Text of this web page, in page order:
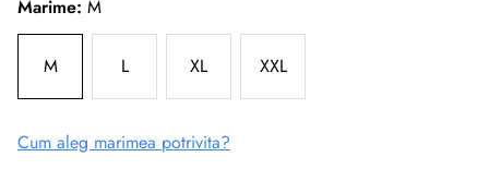
Marime: M
M L XL XXL
Cum aleg marimea potrivita?